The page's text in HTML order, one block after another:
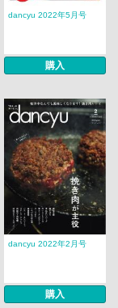
dancyu 2022年5月号
購入
dancyu 2022年2月号
購入